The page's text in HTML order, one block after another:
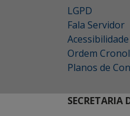
LGPD
Fala Servidor
Acessibilidade
Ordem
Planos de
SECRETARIA